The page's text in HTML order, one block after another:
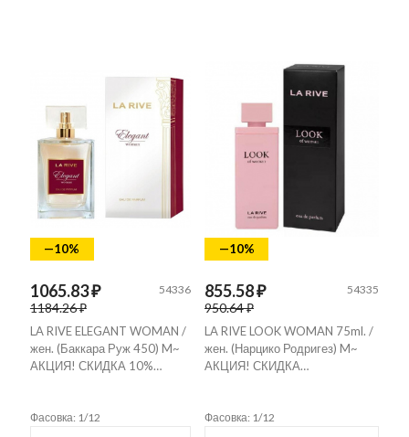
—10%
1065.83 ₽
1184.26 ₽
54336
LA RIVE ELEGANT WOMAN /
жен. (Баккара Руж 450) M~
АКЦИЯ! СКИДКА 10%…
Фасовка: 1/12
—10%
855.58 ₽
950.64 ₽
54335
LA RIVE LOOK WOMAN 75ml. /
жен. (Нарцико Родригез) M~
АКЦИЯ! СКИДКА…
Фасовка: 1/12